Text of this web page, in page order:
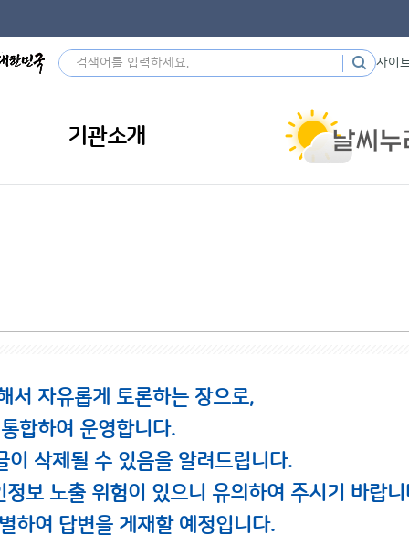
사이
기관소개
서 자유롭게 토론하는 장으로,
합하여 운영합니다.
삭제될 수 있음을 알려드립니다.
보 노출 위험이 있으니 유의하여 주시기 바랍니
하여 답변을 게재할 예정입니다.